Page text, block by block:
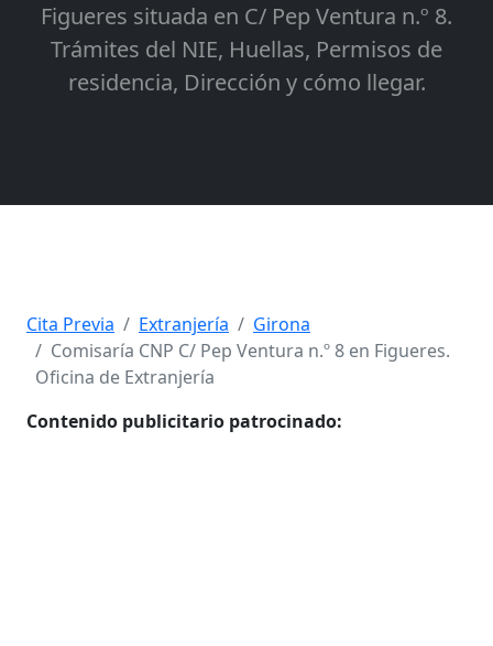
Figueres situada en C/ Pep Ventura n.º 8.
Trámites del NIE, Huellas, Permisos de
residencia, Dirección y cómo llegar.
Cita Previa Extranjería
Girona
Comisaría CNP C/ Pep Ventura n.º 8 en Figueres.
Oficina de Extranjería
Contenido publicitario patrocinado: